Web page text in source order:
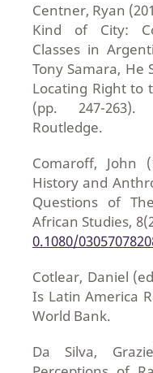
Centner, Ryan
Kind of City:
Classes in
Tony Samara, He
Locating Right to
(pp. 247-
Routledge.
Comaroff, John
History and
Questions of
African Studies,
0.1080/
Cotlear, Daniel
Is Latin America
World Bank.
Da Silva,